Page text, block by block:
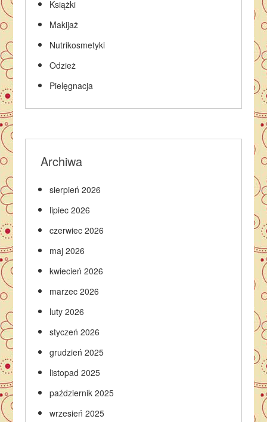
Książki
Makijaż
Nutrikosmetyki
Odzież
Pielęgnacja
Archiwa
sierpień 2026
lipiec 2026
czerwiec 2026
maj 2026
kwiecień 2026
marzec 2026
luty 2026
styczeń 2026
grudzień 2025
listopad 2025
październik 2025
wrzesień 2025